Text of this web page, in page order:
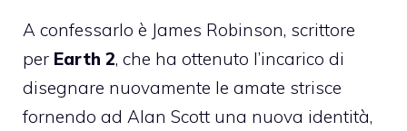
A confessarlo è James Robinson, scrittore
per Earth 2, che ha ottenuto l’incarico di
disegnare nuovamente le amate strisce
fornendo ad Alan Scott una nuova identità,